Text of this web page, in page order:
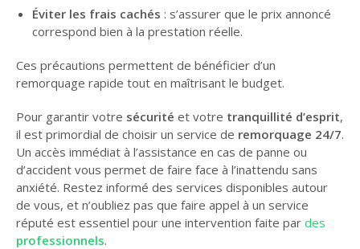
Éviter les frais cachés : s’assurer que le prix annoncé
correspond bien à la prestation réelle.
Ces précautions permettent de bénéficier d’un
remorquage rapide tout en maîtrisant le budget.
Pour garantir votre sécurité et votre tranquillité d’esprit,
il est primordial de choisir un service de remorquage 24/7.
Un accès immédiat à l’assistance en cas de panne ou
d’accident vous permet de faire face à l’inattendu sans
anxiété. Restez informé des services disponibles autour
de vous, et n’oubliez pas que faire appel à un service
réputé est essentiel pour une intervention faite par des
professionnels.